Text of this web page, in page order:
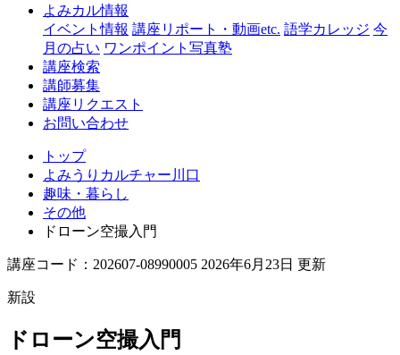
よみカル情報
イベント情報 講座リポート・動画etc. 語学カレッジ 今
月の占い ワンポイント写真塾
講座検索
講師募集
講座リクエスト
お問い合わせ
トップ
よみうりカルチャー川口
趣味・暮らし
その他
ドローン空撮入門
講座コード：202607-08990005 2026年6月23日 更新
新設
ドローン空撮入門